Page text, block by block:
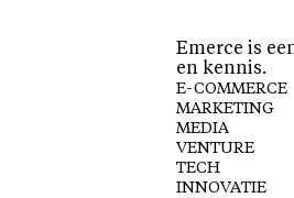
Emerce is
en kennis.
E-COMMERCE
MARKETING
MEDIA
VENTURE
TECH
INNOVATIE